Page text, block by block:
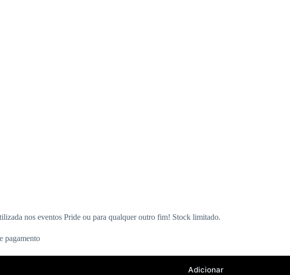
nos eventos Pride ou para qualquer outro fim! Stock limitado.
pagamento
Adicionar